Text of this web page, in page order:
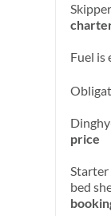
Fuel is
price
Starter
bed